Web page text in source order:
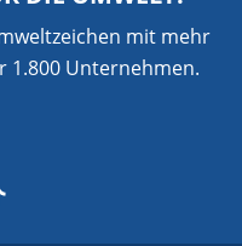
mit mehr
1.800 Unternehmen.